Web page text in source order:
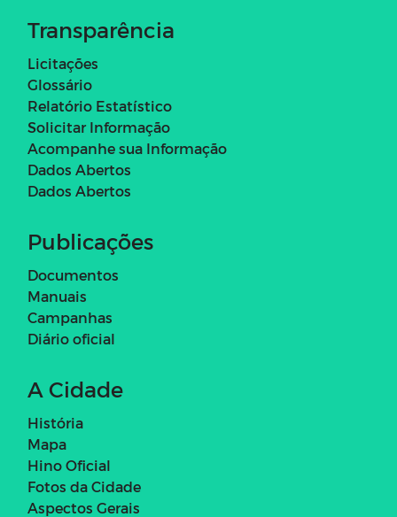
Transparência
Licitações
Glossário
Relatório Estatístico
Solicitar Informação
Acompanhe sua Informação
Dados Abertos
Dados Abertos
Publicações
Documentos
Manuais
Campanhas
Diário oficial
A Cidade
História
Mapa
Hino Oficial
Fotos da Cidade
Aspectos Gerais